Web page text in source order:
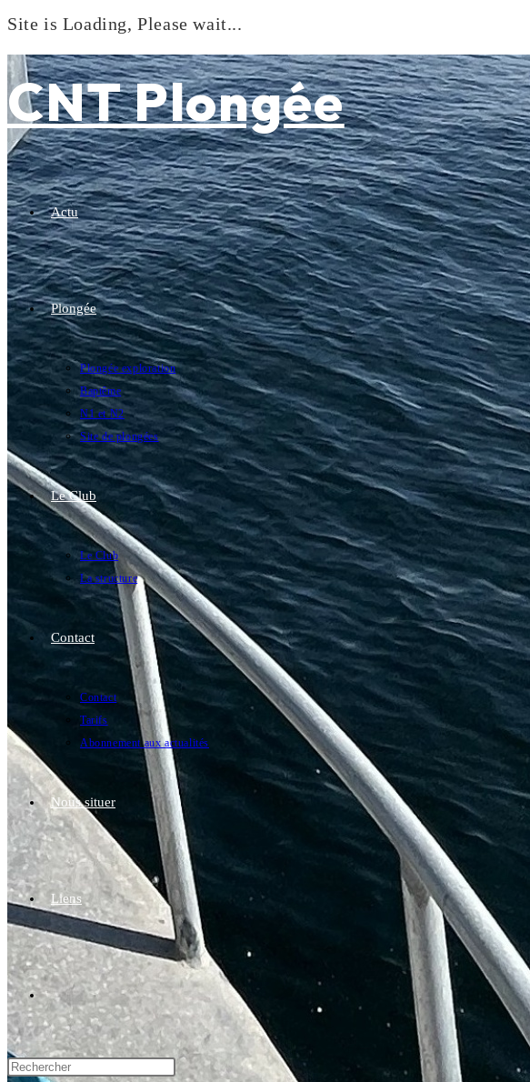
Site is Loading, Please wait...
to
content
CNT Plongée
Actu
Plongée
Plongée exploration
Baptême
N1 et N2
Site de plongées
Le Club
Le Club
La structure
Contact
Contact
Tarifs
Abonnement aux actualités
Nous situer
Liens
Toggle